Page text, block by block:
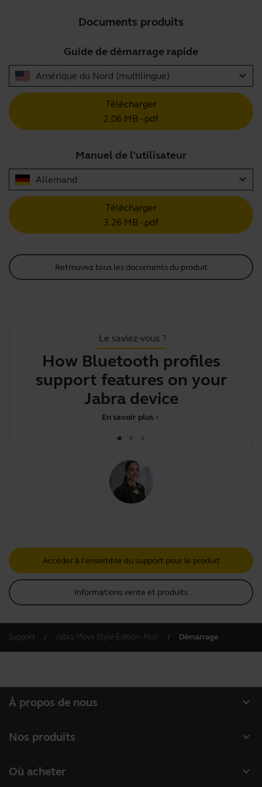
Documents produits
Guide de démarrage rapide
Amérique du Nord (multilingue) expand_more
Télécharger
2.06 MB - pdf
Manuel de l'utilisateur
Allemand expand_more
Télécharger
3.26 MB - pdf
Retrouvez tous les documents du produit
Le saviez-vous ?
How Bluetooth profiles
support features on your
Jabra device
chevron_right
En savoir plus
Accéder à l'ensemble du support pour le produit
Informations vente et produits
Support Jabra Move Style Edition - Noir Démarrage
expand_more
À propos de nous
Durabilité
expand_more
Nos produits
expand_more
Où acheter